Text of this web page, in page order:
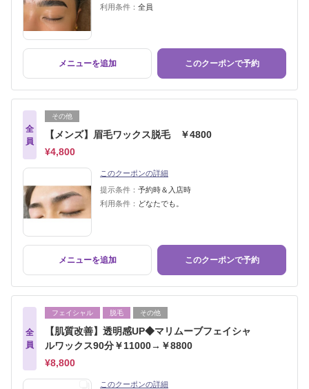
利用条件： 全員
メニューを追加 このクーポンで予約
全
員
その他
【メンズ】眉毛ワックス脱毛 ￥4800
¥4,800
このクーポンの詳細
提示条件： 予約時＆入店時
利用条件： どなたでも。
メニューを追加 このクーポンで予約
全
員
フェイシャル 脱毛 その他
【肌質改善】透明感UP◆マリムーブフェイシャ
ルワックス90分￥11000→￥8800
¥8,800
このクーポンの詳細